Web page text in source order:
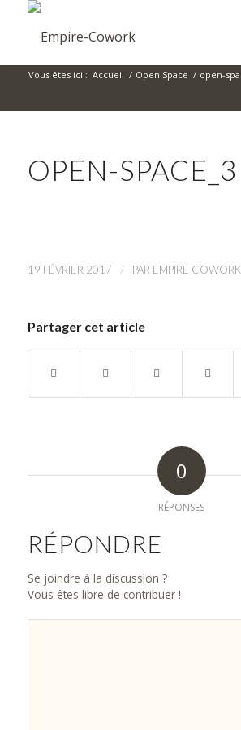
Vous êtes ici : Accueil / Open Space / open-
OPEN-SPACE_3
19 FÉVRIER 2017 / PAR EMPIRE COWORK
Partager cet article
0
RÉPONSES
RÉPONDRE
Se joindre à la discussion ?
Vous êtes libre de contribuer !